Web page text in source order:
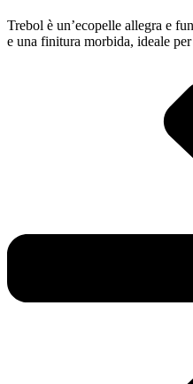
Trebol è un’ecopelle allegra e
e una finitura morbida, ideale